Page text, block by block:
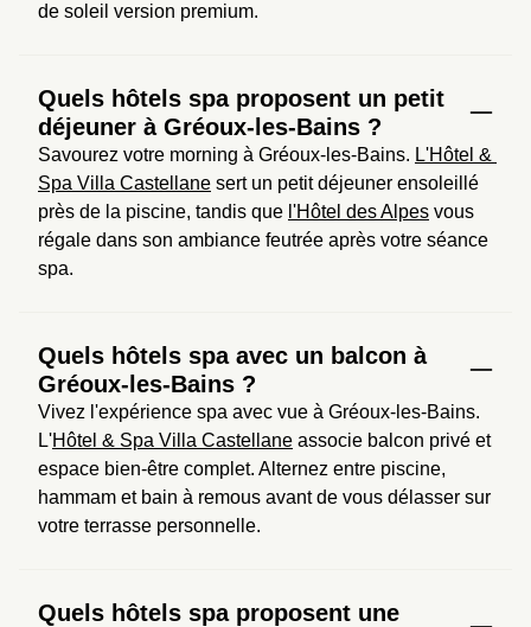
de soleil version premium.
Quels hôtels spa proposent un petit
déjeuner à Gréoux-les-Bains ?
Savourez votre morning à Gréoux-les-Bains. L'Hôtel &
Spa Villa Castellane sert un petit déjeuner ensoleillé
près de la piscine, tandis que l'Hôtel des Alpes vous
régale dans son ambiance feutrée après votre séance
spa.
Quels hôtels spa avec un balcon à
Gréoux-les-Bains ?
Vivez l'expérience spa avec vue à Gréoux-les-Bains.
L'Hôtel & Spa Villa Castellane associe balcon privé et
espace bien-être complet. Alternez entre piscine,
hammam et bain à remous avant de vous délasser sur
votre terrasse personnelle.
Quels hôtels spa proposent une